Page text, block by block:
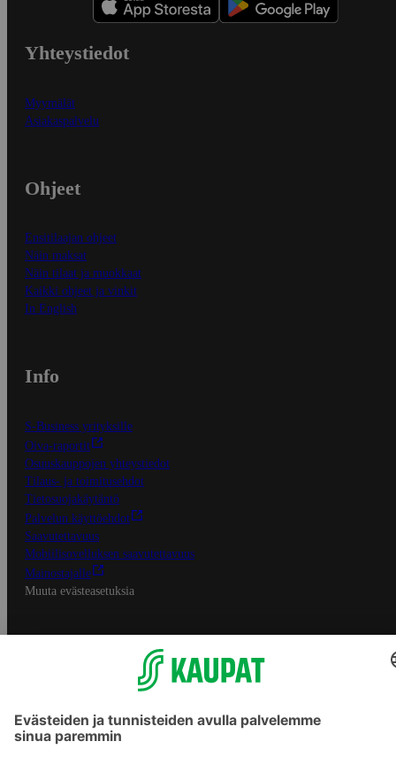
Yhteystiedot
Myymälät
Asiakaspalvelu
Ohjeet
Ensitilaajan ohjeet
Näin maksat
Näin tilaat ja muokkaat
Kaikki ohjeet ja vinkit
In English
Info
S-Business yrityksille
Oiva-raportit
Osuuskauppojen yhteystiedot
Tilaus- ja toimitusehdot
Tietosuojakäytäntö
Palvelun käyttöehdot
Saavutettavuus
Mobiilisovelluksen saavutettavuus
Mainostajalle
Muuta evästeasetuksia
S-ryhmän palvelut
Asiakasomistajuus
Yhteishyvä Ruoka -sovellus